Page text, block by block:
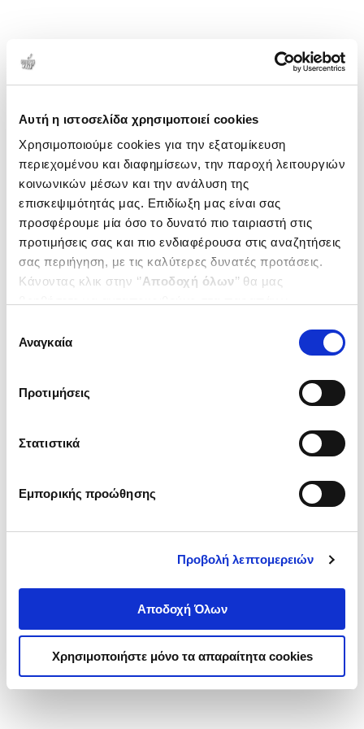
Αυτή η ιστοσελίδα χρησιμοποιεί cookies
Χρησιμοποιούμε cookies για την εξατομίκευση
περιεχομένου και διαφημίσεων, την παροχή λειτουργιών
κοινωνικών μέσων και την ανάλυση της
επισκεψιμότητάς μας. Επιδίωξη μας είναι σας
προσφέρουμε μία όσο το δυνατό πιο ταιριαστή στις
προτιμήσεις σας και πιο ενδιαφέρουσα στις αναζητήσεις
σας περιήγηση, με τις καλύτερες δυνατές προτάσεις.
Κάνοντας κλικ στην ‘’Αποδοχή όλων’’ θα μας
ενδιαφέρουν και να επιλέξετε από τα παρακάτω με την
΄΄και να ενημερωθείτε σχετικά με
συγκατάθεσης
Αναγκαία
Προτιμήσεις
Στατιστικά
Εμπορικής προώθησης
Προβολή λεπτομερειών
Αποδοχή Όλων
Χρησιμοποιήστε μόνο τα απαραίτητα cookies